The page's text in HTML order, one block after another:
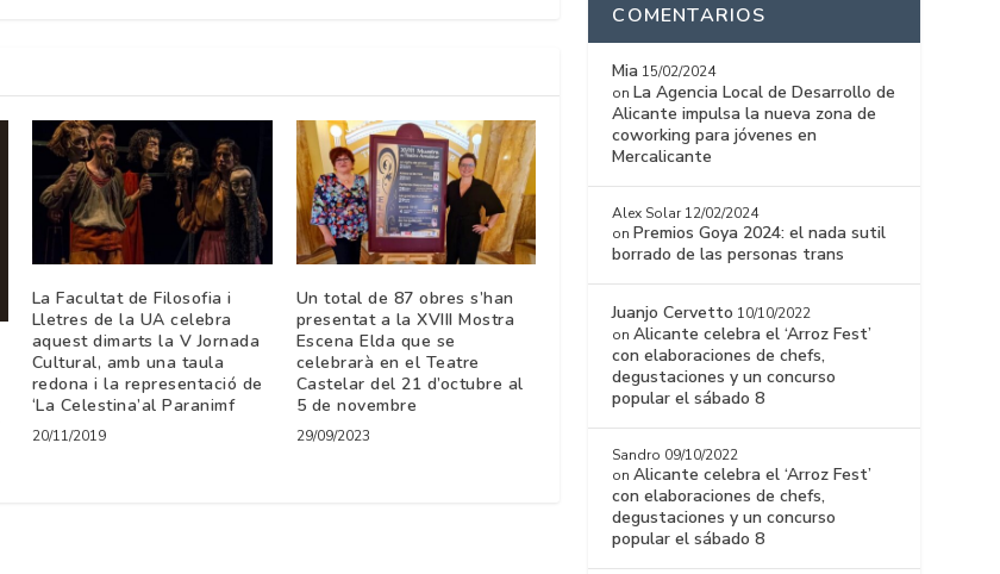
La Facultat de Filosofia i
Lletres de la UA celebra
aquest dimarts la V Jornada
Cultural, amb una taula
redona i la representació de
‘La Celestina’al Paranimf
20/11/2019
Un total de 87 obres s’han
presentat a la XVIII Mostra
Escena Elda que se
celebrarà en el Teatre
Castelar del 21 d’octubre al
5 de novembre
29/09/2023
COMENTARIOS
Mia 15/02/2024
on La Agencia Local de Desarrollo de
Alicante impulsa la nueva zona de
coworking para jóvenes en
Mercalicante
Alex Solar 12/02/2024
on Premios Goya 2024: el nada sutil
borrado de las personas trans
Juanjo Cervetto 10/10/2022
onAlicante celebra el ‘Arroz Fest’
con elaboraciones de chefs,
degustaciones y un concurso
popular el sábado 8
Sandro 09/10/2022
onAlicante celebra el ‘Arroz Fest’
con elaboraciones de chefs,
degustaciones y un concurso
popular el sábado 8